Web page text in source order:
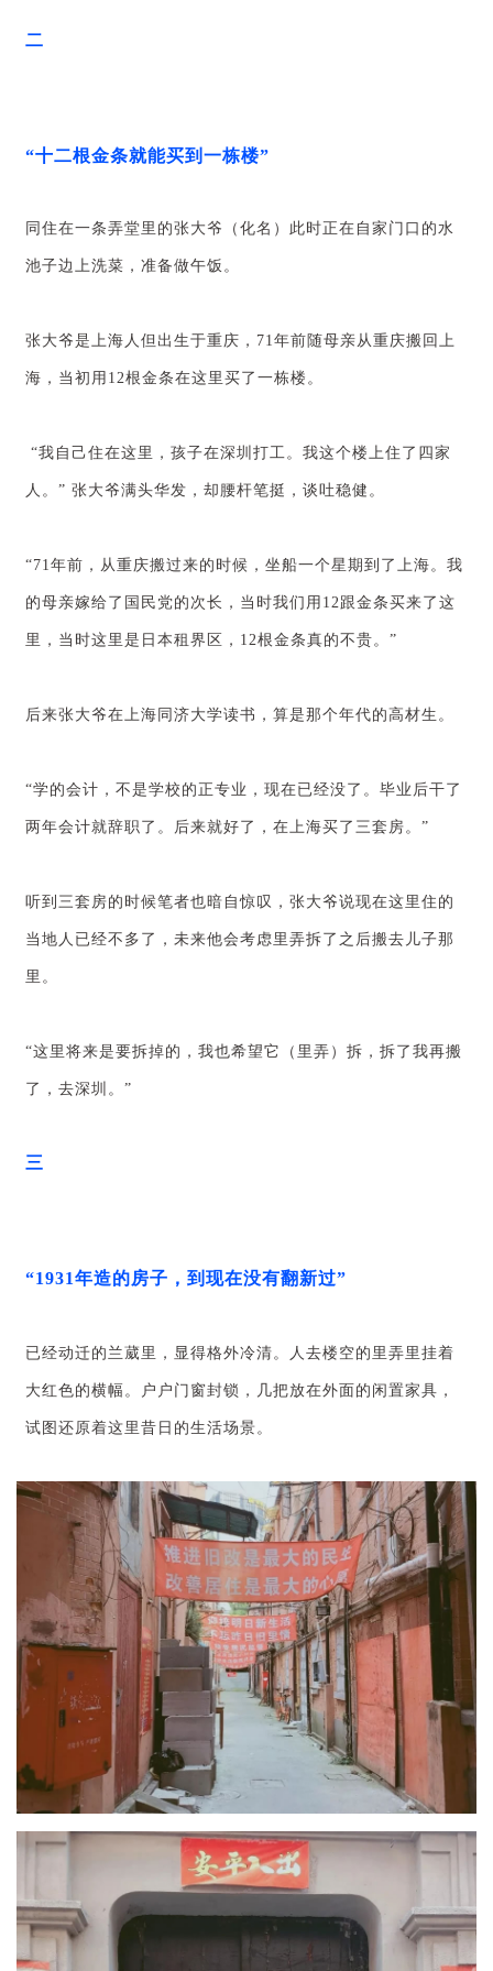
二
“十二根金条就能买到一栋楼”
同住在一条弄堂里的张大爷（化名）此时正在自家门口的水
池子边上洗菜，准备做午饭。
张大爷是上海人但出生于重庆，71年前随母亲从重庆搬回上
海，当初用12根金条在这里买了一栋楼。
“我自己住在这里，孩子在深圳打工。我这个楼上住了四家
人。” 张大爷满头华发，却腰杆笔挺，谈吐稳健。
“71年前，从重庆搬过来的时候，坐船一个星期到了上海。我
的母亲嫁给了国民党的次长，当时我们用12跟金条买来了这
里，当时这里是日本租界区，12根金条真的不贵。”
后来张大爷在上海同济大学读书，算是那个年代的高材生。
“学的会计，不是学校的正专业，现在已经没了。毕业后干了
两年会计就辞职了。后来就好了，在上海买了三套房。”
听到三套房的时候笔者也暗自惊叹，张大爷说现在这里住的
当地人已经不多了，未来他会考虑里弄拆了之后搬去儿子那
里。
“这里将来是要拆掉的，我也希望它（里弄）拆，拆了我再搬
了，去深圳。”
三
“1931年造的房子，到现在没有翻新过”
已经动迁的兰葳里，显得格外冷清。人去楼空的里弄里挂着
大红色的横幅。户户门窗封锁，几把放在外面的闲置家具，
试图还原着这里昔日的生活场景。